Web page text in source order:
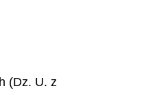
(Dz. U. z